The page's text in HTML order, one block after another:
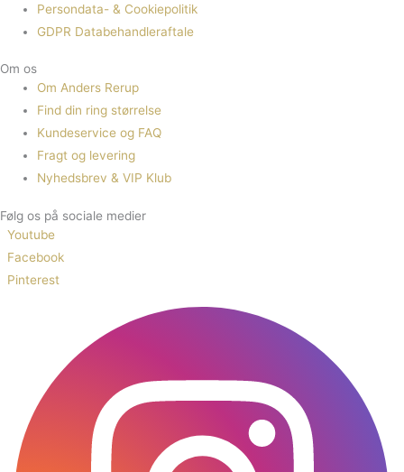
Persondata- & Cookiepolitik
GDPR Databehandleraftale
Om os
Om Anders Rerup
Find din ring størrelse
Kundeservice og FAQ
Fragt og levering
Nyhedsbrev & VIP Klub
Følg os på sociale medier
Youtube
Facebook
Pinterest